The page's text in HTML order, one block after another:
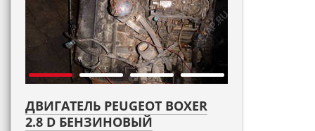
ДВИГАТЕЛЬ PEUGEOT BOXER
2.8 D БЕНЗИНОВЫЙ